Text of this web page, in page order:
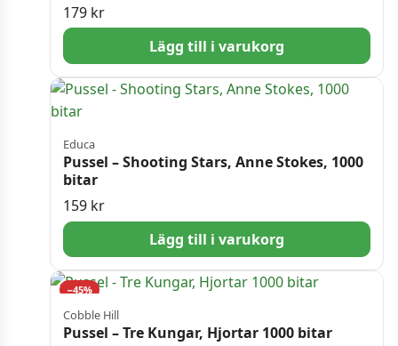
179 kr
Lägg till i varukorg
Educa
Pussel – Shooting Stars, Anne Stokes, 1000
bitar
159 kr
Lägg till i varukorg
−45%
Cobble Hill
Pussel – Tre Kungar, Hjortar 1000 bitar